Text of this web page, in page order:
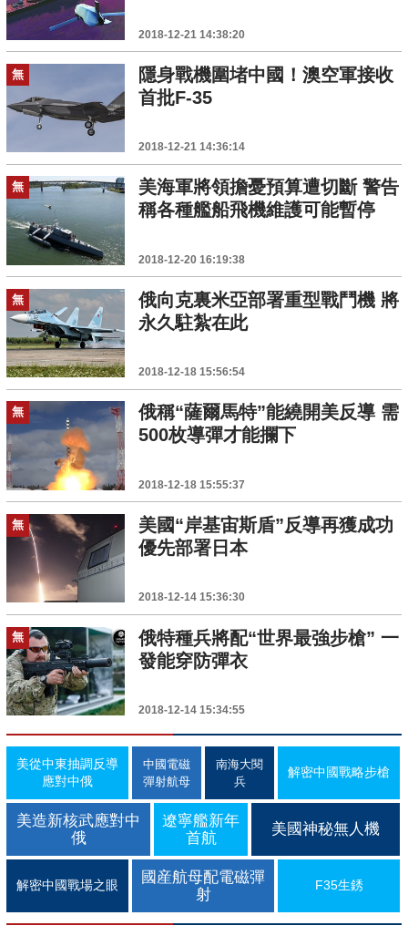
2018-12-21 14:38:20
無
隱身戰機圍堵中國！澳空軍接收
首批F-35
2018-12-21 14:36:14
無
美海軍將領擔憂預算遭切斷 警告
稱各種艦船飛機維護可能暫停
2018-12-20 16:19:38
無
俄向克裏米亞部署重型戰鬥機 將
永久駐紮在此
2018-12-18 15:56:54
無
俄稱“薩爾馬特”能繞開美反導 需
500枚導彈才能攔下
2018-12-18 15:55:37
無
美國“岸基宙斯盾”反導再獲成功
優先部署日本
2018-12-14 15:36:30
無
俄特種兵將配“世界最強步槍” 一
發能穿防彈衣
2018-12-14 15:34:55
美從中東抽調反導
應對中俄
中國電磁
彈射航母
南海大閱
兵
解密中國戰略步槍
美造新核武應對中
俄
遼寧艦新年
首航
美國神秘無人機
解密中國戰場之眼
國産航母配電磁彈
射
F35生銹